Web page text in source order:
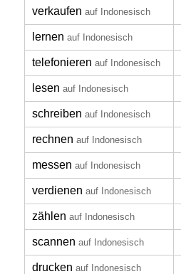
verkaufen auf Indonesisch
lernen auf Indonesisch
telefonieren auf Indonesisch
lesen auf Indonesisch
schreiben auf Indonesisch
rechnen auf Indonesisch
messen auf Indonesisch
verdienen auf Indonesisch
zählen auf Indonesisch
scannen auf Indonesisch
drucken auf Indonesisch